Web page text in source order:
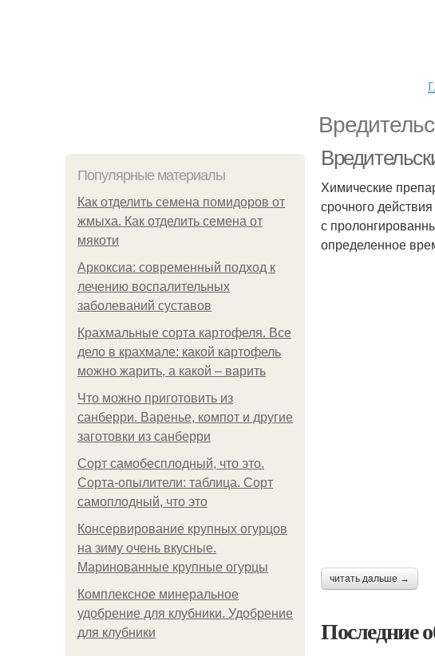
Популярные материалы
Как отделить семена помидоров от
жмыха. Как отделить семена от
мякоти
Аркоксиа: современный подход к
лечению воспалительных
заболеваний суставов
Крахмальные сорта картофеля. Все
дело в крахмале: какой картофель
можно жарить, а какой – варить
Что можно приготовить из
санберри. Варенье, компот и другие
заготовки из санберри
Сорт самобесплодный, что это.
Сорта-опылители: таблица. Сорт
самоплодный, что это
Консервирование крупных огурцов
на зиму очень вкусные.
Маринованные крупные огурцы
Комплексное минеральное
удобрение для клубники. Удобрение
для клубники
Химические
срочного
с
определенное
читать дальше →
Последние